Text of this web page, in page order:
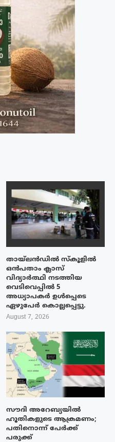
തായ്‌ലൻഡിൽ സ്കൂളിൽ
ഒൻപതാം ക്ലാസ്
വിദ്യാർത്ഥി നടത്തിയ
വെടിവെപ്പിൽ 5
അധ്യാപകർ ഉൾപ്പെടെ
ഏഴുപേർ കൊല്ലപ്പെട്ടു.
August 7, 2026
സൗദി അറേബ്യയിൽ
ഹൂതികളുടെ ആക്രമണം;
പതിനൊന്ന് പേർക്ക്
പരുക്ക്